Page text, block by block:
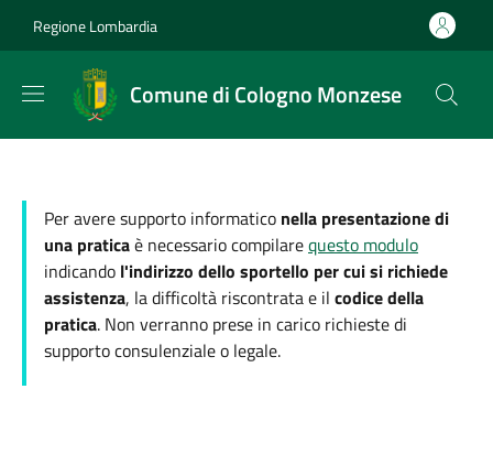
Regione Lombardia
Comune di Cologno Monzese
Per avere supporto informatico nella presentazione di
una praticaè necessario compilarequesto modulo
indicando l'indirizzo dello sportello per cui si richiede
assistenza, la difficoltà riscontrata e il codice della
pratica. Non verranno prese in carico richieste di
supporto consulenziale o legale.